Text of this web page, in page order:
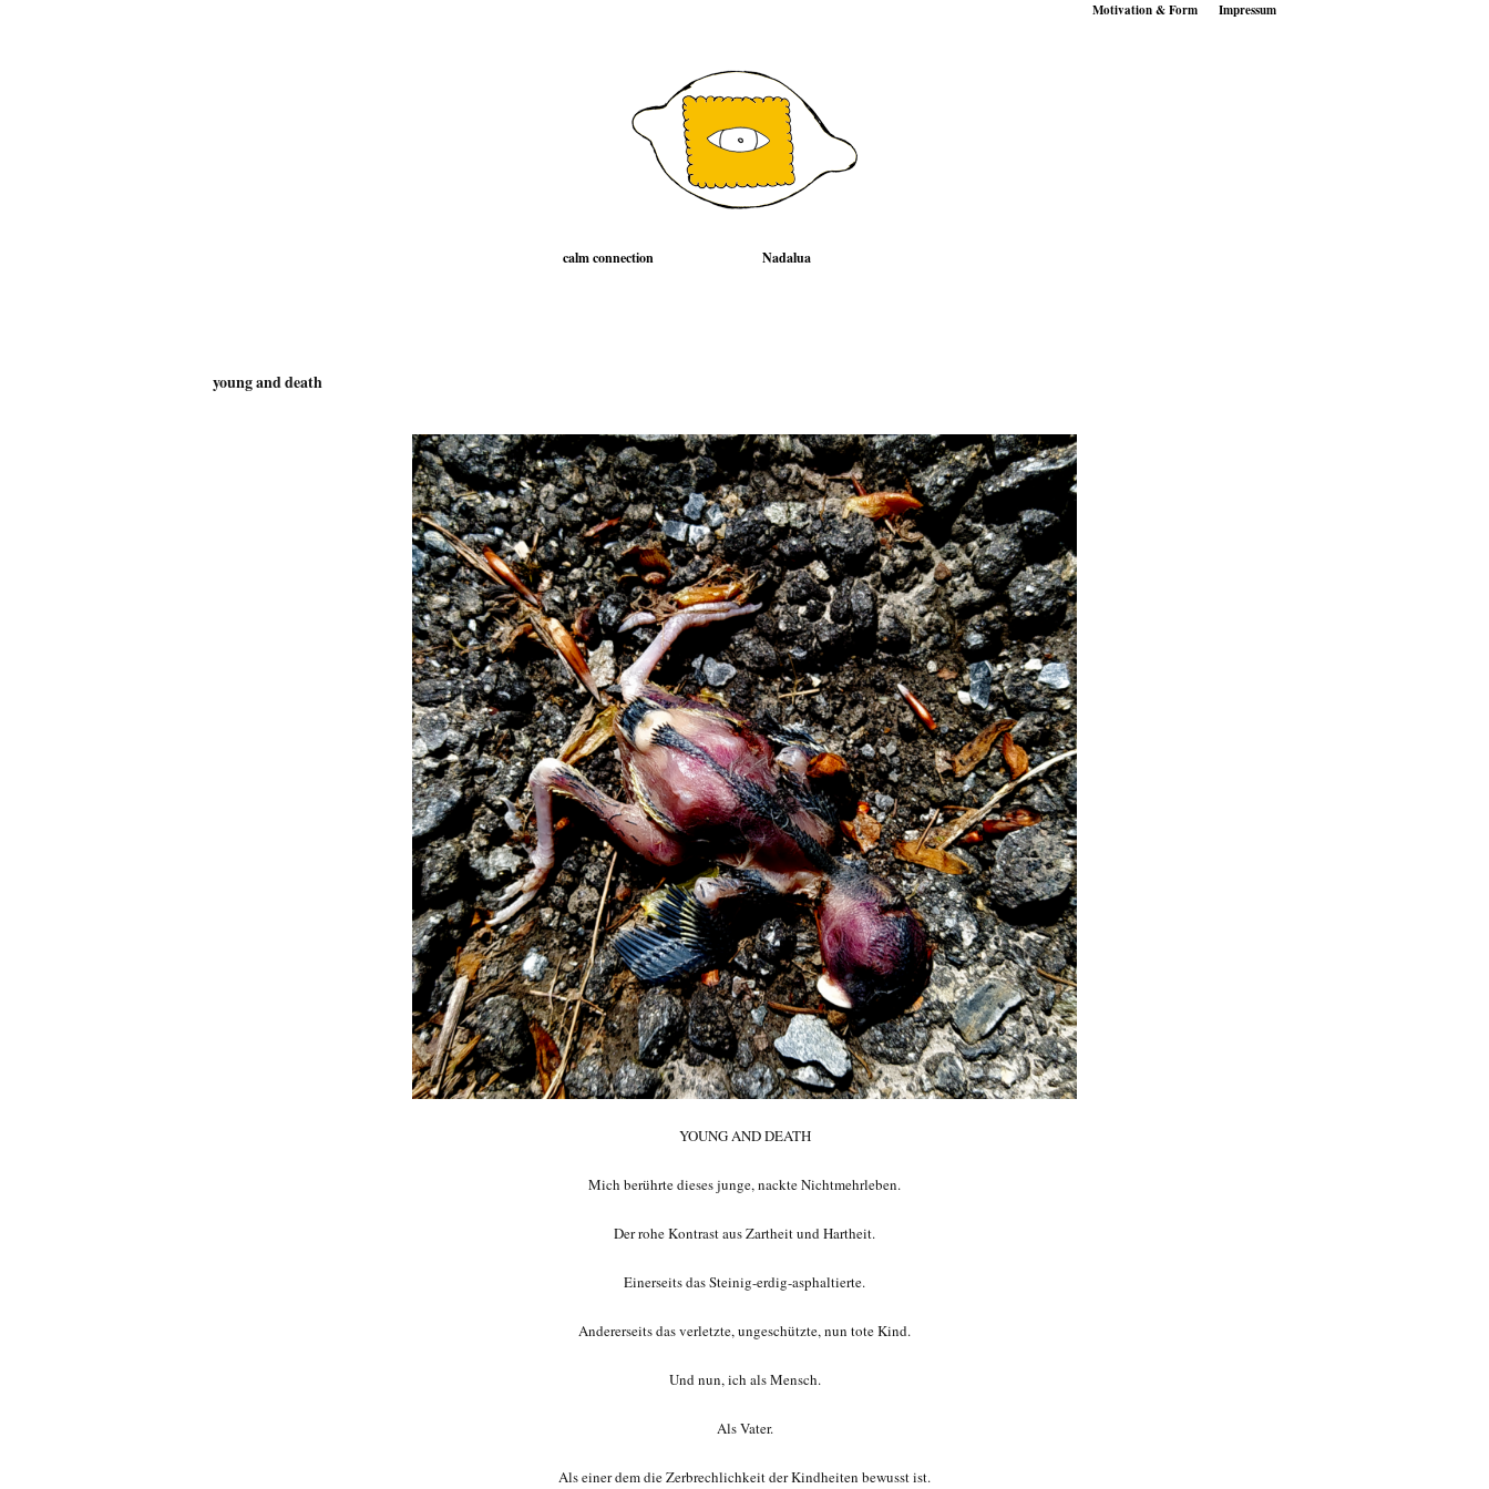
Motivation & Form Impressum
calm connection Nadalua
young and death
YOUNG AND DEATH
Mich berührte dieses junge, nackte Nichtmehrleben.
Der rohe Kontrast aus Zartheit und Hartheit.
Einerseits das Steinig-erdig-asphaltierte.
Andererseits das verletzte, ungeschützte, nun tote Kind.
Und nun, ich als Mensch.
Als Vater.
Als einer dem die Zerbrechlichkeit der Kindheiten bewusst ist.